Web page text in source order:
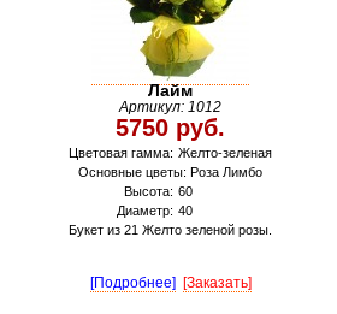
Лайм
Артикул: 1012
5750 руб.
Цветовая гамма: Желто-зеленая
Основные цветы: Роза Лимбо
Высота: 60
Диаметр: 40
Букет из 21 Желто зеленой розы.
[Подробнее] [Заказать]